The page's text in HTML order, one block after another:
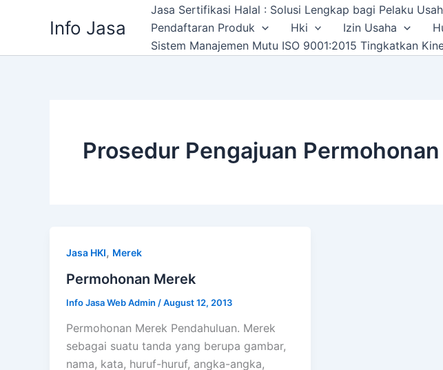
Info Jasa
Jasa Sertifikasi Halal : Solusi Lengkap bagi Pelaku
Pendaftaran Produk
Hki Izin Usaha
Sistem Manajemen Mutu ISO 9001:2015 Tingkatkan
Prosedur Pengajuan
Jasa HKI, Merek
Permohonan Merek
Info Jasa Web Admin /August 12, 2013
Permohonan Merek Pendahuluan. Merek
sebagai suatu tanda yang berupa gambar,
nama, kata, huruf-huruf, angka-angka,